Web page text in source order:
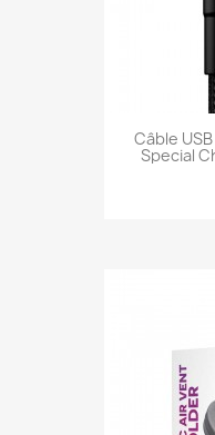
Câble
Special